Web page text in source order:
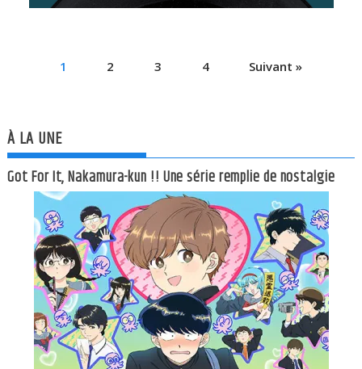
1 2 3 4 Suivant »
À LA UNE
Got For It, Nakamura-kun !! Une série remplie de nostalgie